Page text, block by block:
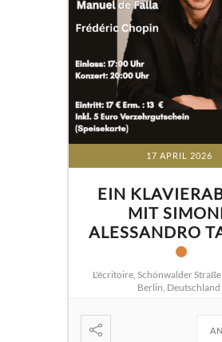
17 APRIL 2026
EIN
MIT
ALESSANDRO
L'écritoire, Schönwalder
Berlin, Deutschland